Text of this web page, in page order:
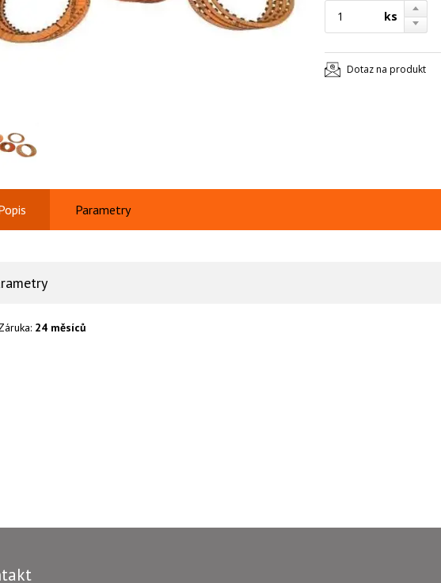
ks
Dotaz na produkt
Parametry
24 měsíců